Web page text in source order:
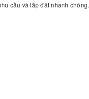
cầu và lắp đặt nhanh chóng.